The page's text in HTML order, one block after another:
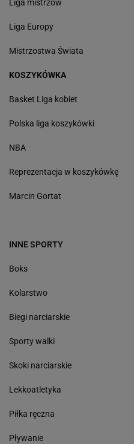
Liga mistrzów
Liga Europy
Mistrzostwa Świata
KOSZYKÓWKA
Basket Liga kobiet
Polska liga koszykówki
NBA
Reprezentacja w koszykówkę
Marcin Gortat
INNE SPORTY
Boks
Kolarstwo
Biegi narciarskie
Sporty walki
Skoki narciarskie
Lekkoatletyka
Piłka ręczna
Pływanie